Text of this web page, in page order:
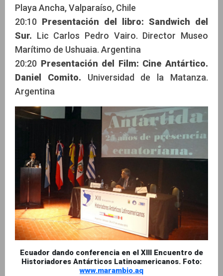
Playa Ancha, Valparaíso, Chile
20:10 Presentación del libro: Sandwich del
Sur. Lic Carlos Pedro Vairo. Director Museo
Marítimo de Ushuaia. Argentina
20:20 Presentación del Film: Cine Antártico.
Daniel Comito. Universidad de la Matanza.
Argentina
Ecuador dando conferencia en el XIII Encuentro de
Historiadores Antárticos Latinoamericanos. Foto:
www.marambio.aq